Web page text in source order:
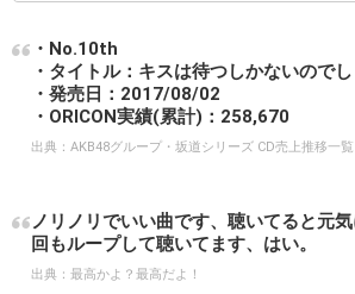
・No.10th
・タイトル：キスは待つしかないので
・発売日：2017/08/02
・ORICON実績(累計)：258,670
出典： AKB48グループ・坂道シリーズ CD売上推移一覧
ノリノリでいい曲です、聴いてると元
回もループして聴いてます、はい。
出典： 最高かよ？最高だよ！